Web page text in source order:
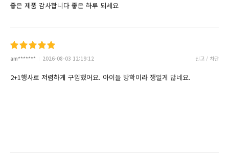
좋은 제품 감사합니다 좋은 하루 되세요
am******* 2026-08-03 12:19:12 신고 / 차단
2+1행사로 저렴하게 구입했어요. 아이들 방학이라 쟁일게 많네요.